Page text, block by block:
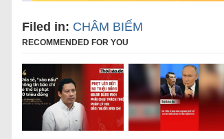
Filed in: CHÂM BIẾM
RECOMMENDED FOR YOU